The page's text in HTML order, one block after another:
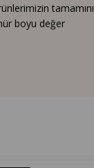
tamamını
boyu değer